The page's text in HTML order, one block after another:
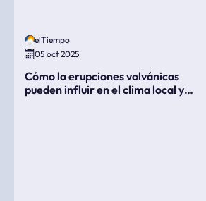
elTiempo
05 oct 2025
Cómo la erupciones volvánicas
pueden influir en el clima local y